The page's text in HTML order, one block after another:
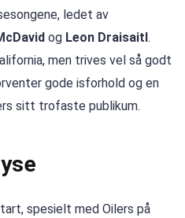
ledet av
og Leon Draisaitl.
men trives vel så godt
gode isforhold og en
sitt trofaste publikum.
spesielt med Oilers på